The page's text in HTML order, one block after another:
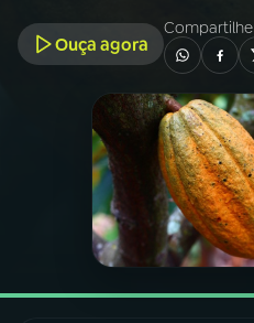
03PROGRAMAÇÃO
PROGRAMAS
PODCASTS
VIDEOCASTS
Ouça agora
Compartilhe